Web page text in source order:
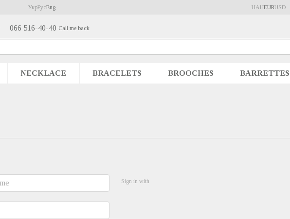
УкрРусEng UAHEURUSD
066 516-40-40 Call me back
NECKLACE BRACELETS BROOCHES BARRETTES
Sign in with